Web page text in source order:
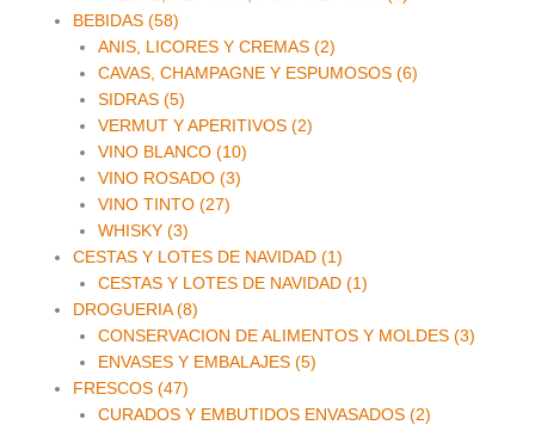
BEBIDAS (58)
ANIS, LICORES Y CREMAS (2)
CAVAS, CHAMPAGNE Y ESPUMOSOS (6)
SIDRAS (5)
VERMUT Y APERITIVOS (2)
VINO BLANCO (10)
VINO ROSADO (3)
VINO TINTO (27)
WHISKY (3)
CESTAS Y LOTES DE NAVIDAD (1)
CESTAS Y LOTES DE NAVIDAD (1)
DROGUERIA (8)
CONSERVACION DE ALIMENTOS Y MOLDES (3)
ENVASES Y EMBALAJES (5)
FRESCOS (47)
CURADOS Y EMBUTIDOS ENVASADOS (2)